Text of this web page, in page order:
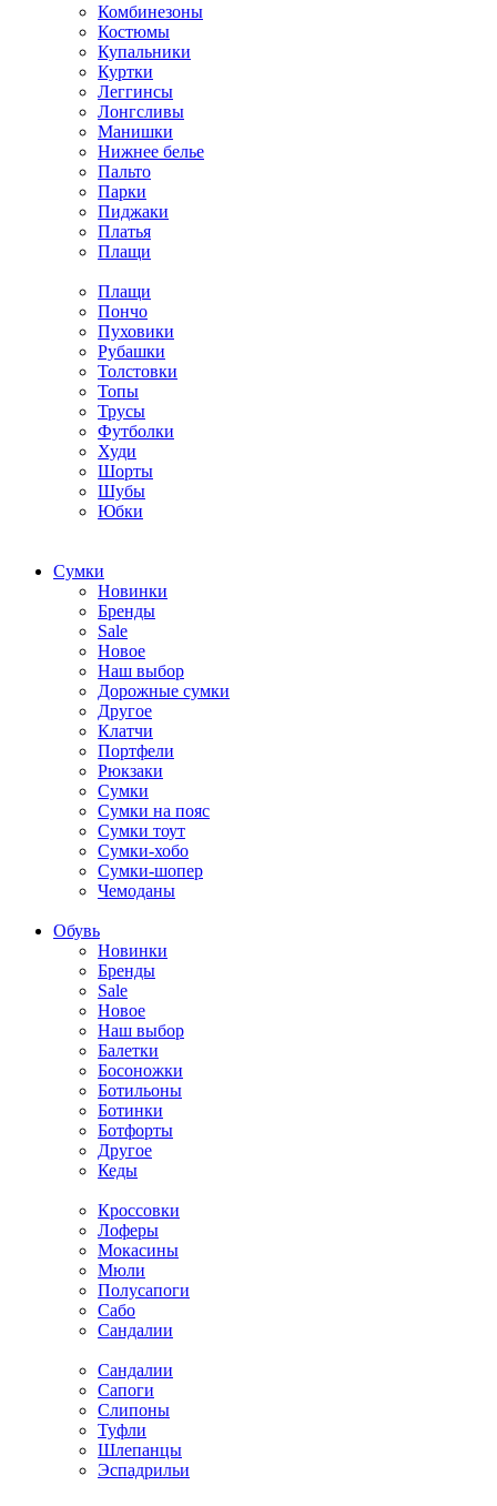
Комбинезоны
Костюмы
Купальники
Куртки
Леггинсы
Лонгсливы
Манишки
Нижнее белье
Пальто
Парки
Пиджаки
Платья
Плащи
Плащи
Пончо
Пуховики
Рубашки
Толстовки
Топы
Трусы
Футболки
Худи
Шорты
Шубы
Юбки
Cумки
Новинки
Бренды
Sale
Новое
Наш выбор
Дорожные сумки
Другое
Клатчи
Портфели
Рюкзаки
Сумки
Сумки на пояс
Сумки тоут
Сумки-хобо
Сумки-шопер
Чемоданы
Обувь
Новинки
Бренды
Sale
Новое
Наш выбор
Балетки
Босоножки
Ботильоны
Ботинки
Ботфорты
Другое
Кеды
Кроссовки
Лоферы
Мокасины
Мюли
Полусапоги
Сабо
Сандалии
Сандалии
Сапоги
Слипоны
Туфли
Шлепанцы
Эспадрильи